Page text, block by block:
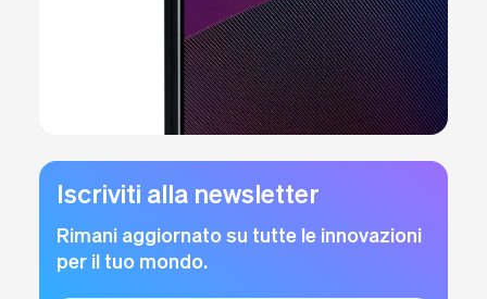
Iscriviti alla newsletter
Rimani aggiornato su tutte le innovazioni
per il tuo mondo.